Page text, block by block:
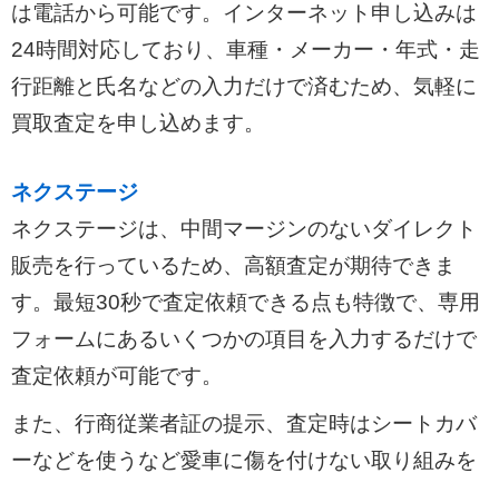
は電話から可能です。インターネット申し込みは
24時間対応しており、車種・メーカー・年式・走
行距離と氏名などの入力だけで済むため、気軽に
買取査定を申し込めます。
ネクステージ
ネクステージは、中間マージンのないダイレクト
販売を行っているため、高額査定が期待できま
す。最短30秒で査定依頼できる点も特徴で、専用
フォームにあるいくつかの項目を入力するだけで
査定依頼が可能です。
また、行商従業者証の提示、査定時はシートカバ
ーなどを使うなど愛車に傷を付けない取り組みを